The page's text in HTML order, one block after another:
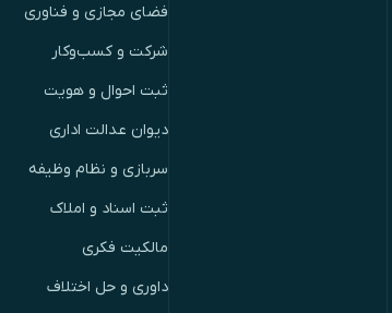
فضای مجازی و فناوری
شرکت و کسب‌وکار
ثبت احوال و هویت
دیوان عدالت اداری
سربازی و نظام وظیفه
ثبت اسناد و املاک
مالکیت فکری
داوری و حل اختلاف